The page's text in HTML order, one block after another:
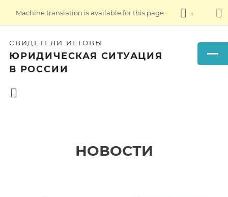
Machine translation is available for this page.
СВИДЕТЕЛИ ИЕГОВЫ
ЮРИДИЧЕСКАЯ СИТУАЦИЯ
В РОССИИ
НОВОСТИ